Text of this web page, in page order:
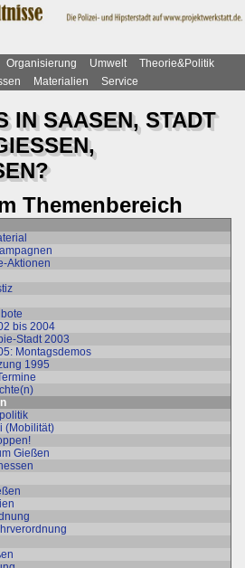
Organisierung Umwelt
Theorie&Politik
Materialien
Service
IN SAASEN, STADT
Themenbereich
Aktionen
bis 2004
Stadt 2003
Montagsdemos
1995
(Mobilität)
Gießen